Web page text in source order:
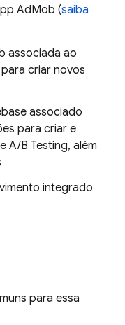
AdMob (saiba
associada ao
criar novos
associado
para criar e
e A/B Testing, além
integrado
para essa